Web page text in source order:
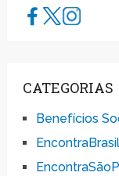
CATEGORIAS
Benefícios
EncontraBrasil